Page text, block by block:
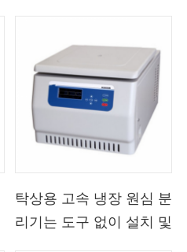
탁상용 고속 냉장 원심 분
리기는 도구 없이 설치 및